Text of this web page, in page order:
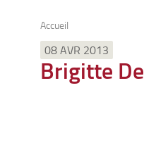
Accueil
08 AVR 2013
Brigitte